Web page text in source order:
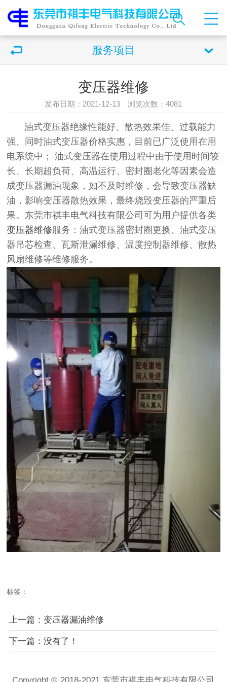
服务项目
变压器维修
发布日期：2021-12-13 浏览次数：4081
油式变压器绝缘性能好、散热效果佳、过载能力
强、同时油式变压器价格实惠，目前已广泛使用在用
电系统中； 油式变压器在使用过程中由于使用时间较
长、长期超负荷、高温运行、密封圈老化等因素会造
成变压器漏油现象，如不及时维修，会导致变压器缺
油，影响变压器散热效果，最终烧毁变压器的严重后
果。东莞市祺丰电气科技有限公司可为用户提供各类
变压器维修服务：油式变压器密封圈更换、油式变压
器吊芯检查、瓦斯泄漏维修、温度控制器维修、散热
风扇维修等维修服务。
标签：
上一篇：变压器漏油维修
下一篇：没有了！